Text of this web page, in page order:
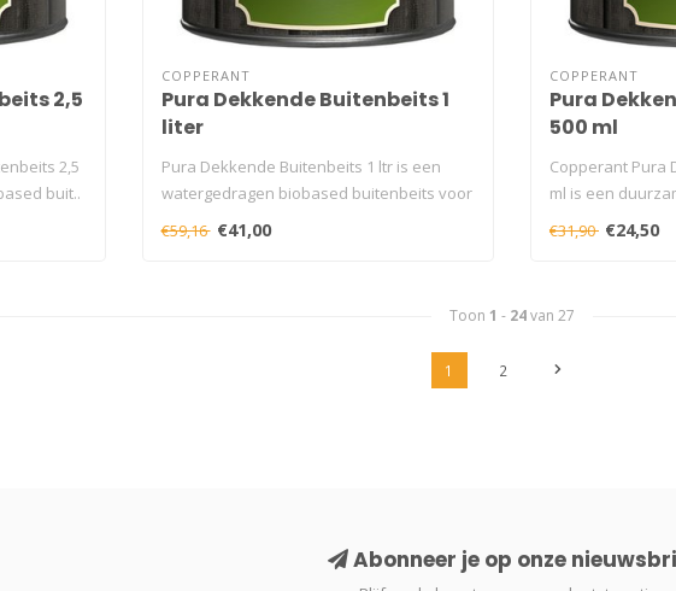
2,5
2,5
buit..
COPPERANT
Pura Dekkende Buitenbeits 1
liter
Pura Dekkende Buitenbeits 1 ltr is een
watergedragen biobased buitenbeits voor
€59,16 €41,00
COPPERANT
Pura
500 ml
Copperant Pura
ml is een
buitenb..
€31,90 €24,50
Toon 1 - 24van 27
1 2
Abonneer je op onze